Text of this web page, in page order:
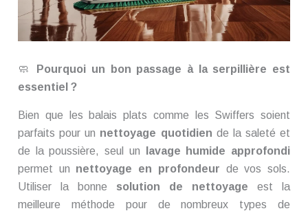
🧼
Pourquoi un bon passage à la serpillière est
essentiel ?
Bien que les balais plats comme les Swiffers soient
parfaits pour un nettoyage quotidien de la saleté et
de la poussière, seul un
lavage humide approfondi
permet un nettoyage en profondeur de vos sols.
Utiliser la bonne solution de nettoyage est la
meilleure méthode pour de nombreux types de